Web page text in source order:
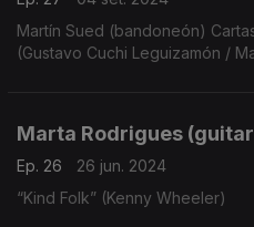
Martín Sued (bandoneón) Cartas de amor que se queman”
(Gustavo Cuchi Leguizamón /
Marta Rodrigues
Ep. 26
26 jun. 2024
“Kind Folk” (Kenny Wheeler)